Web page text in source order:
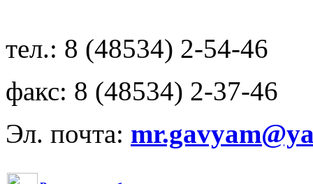
тел.: 8 (48534) 2-54-46
факс: 8 (48534) 2-37-46
Эл. почта: